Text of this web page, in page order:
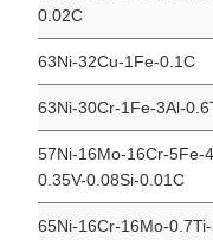
0.02C
63Ni-32Cu-1Fe-
63Ni-30Cr-1Fe-
57Ni-16Mo-
0.35V-0.08Si-0.01C
65Ni-16Cr-16Mo-